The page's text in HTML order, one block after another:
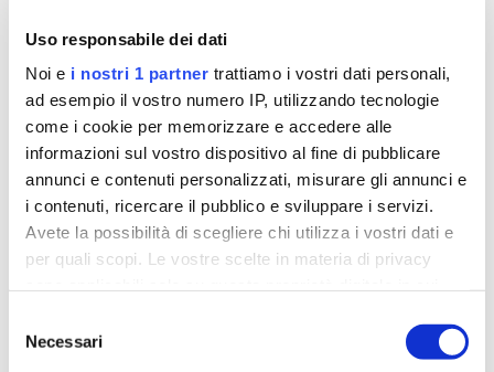
Uso responsabile dei dati
Noi e i nostri 1 partner trattiamo i vostri dati personali,
ad esempio il vostro numero IP, utilizzando tecnologie
come i cookie per memorizzare e accedere alle
informazioni sul vostro dispositivo al fine di pubblicare
annunci e contenuti personalizzati, misurare gli annunci e
i contenuti, ricercare il pubblico e sviluppare i servizi.
Avete la possibilità di scegliere chi utilizza i vostri dati e
per quali scopi. Le vostre scelte in materia di privacy
revocare il proprio consenso in qualsiasi momento dalla
Dichiarazione sui cookie o facendo clic sull'icona di
delNecessari
La Gunnewijk si
sfrega le mani…
«Non me lo aspettavo oggi – ha dichiarato Vollering
dopo il traguardo – è stata una gara dura ma
fantastica. Anna (Van der Breggen, ndr) mi ha
aiutata ancora come alla Liegi, tenendo alta la
Inizialmente ho pensato che andasse tutto storto